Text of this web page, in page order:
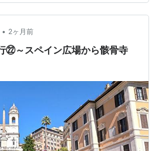
夕食を済まそうと、移動します。
い公園ですね。 今回行けなかった
…
• 2ヶ月前
㉒～スペイン広場から骸骨寺